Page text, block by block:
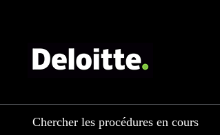
Chercher les procédures en cours